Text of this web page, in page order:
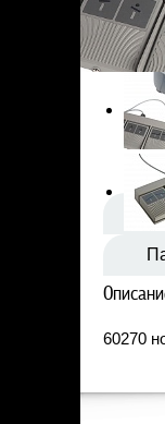
60270